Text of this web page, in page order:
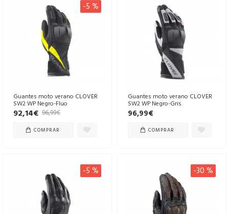
-5 %
Guantes moto verano CLOVER
SW2 WP Negro-Fluo
92,14€ 96,99€
COMPRAR
Guantes moto verano CLOVER
SW2 WP Negro-Gris
96,99€
COMPRAR
-5 % -30 %